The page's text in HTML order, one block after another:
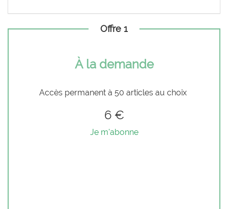
Offre 1
À la demande
Accès permanent à 50 articles au choix
6 €
Je m'abonne